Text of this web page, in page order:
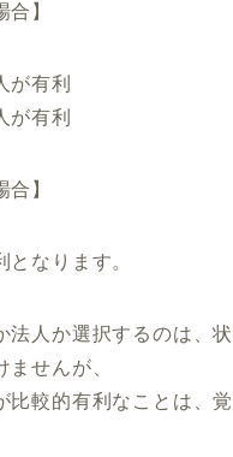
合】
有利
有利
合】
なります。
法人か選択するのは、
ませんが、
比較的有利なことは、